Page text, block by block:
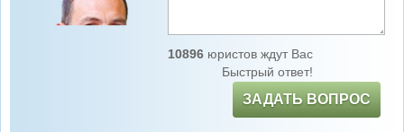
10896юристов ждут Вас
Быстрый ответ!
ЗАДАТЬ ВОПРОС